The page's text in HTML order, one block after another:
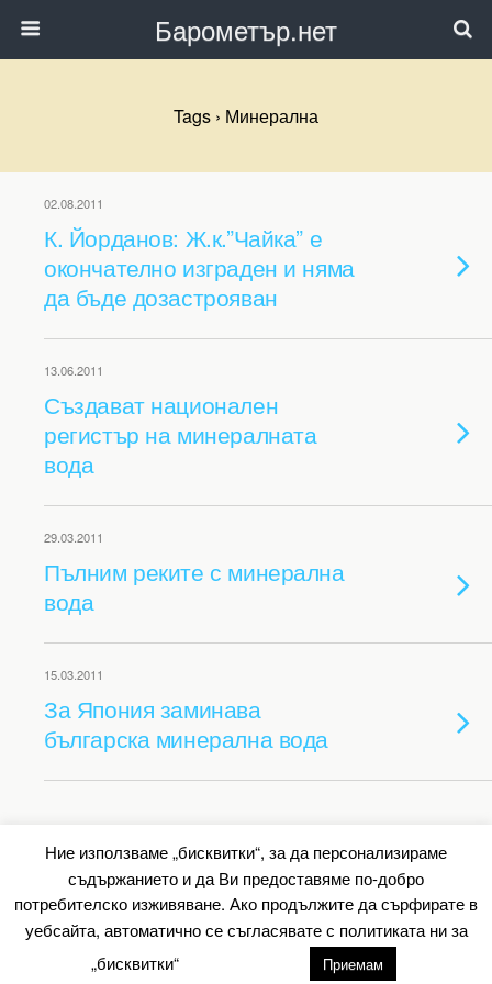
Барометър.нет
Tags › Минерална
02.08.2011
К. Йорданов: Ж.к.”Чайка” е
окончателно изграден и няма
да бъде дозастрояван
13.06.2011
Създават национален
регистър на минералната
вода
29.03.2011
Пълним реките с минерална
вода
15.03.2011
За Япония заминава
българска минерална вода
Back to top
Mobile Desktop
All content Copyright Барометър.нет
Ние използваме „бисквитки“, за да персонализираме
съдържанието и да Ви предоставяме по-добро
потребителско изживяване. Ако продължите да сърфирате в
уебсайта, автоматично се съгласявате с политиката ни за
„бисквитки“
Приемам